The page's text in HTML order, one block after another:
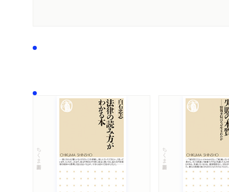
ちくま新書 ちくま新書